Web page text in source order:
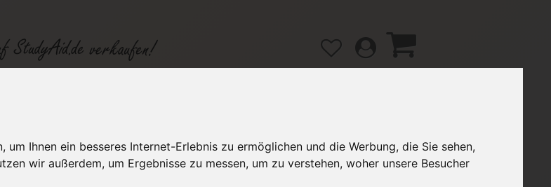
Ihnen ein besseres Internet-Erlebnis zu ermöglichen und die Werbung, die Sie sehen,
wir außerdem, um Ergebnisse zu messen, um zu verstehen, woher unsere Besucher
Studiengänge / Lehrgänge Hilfe / FAQ